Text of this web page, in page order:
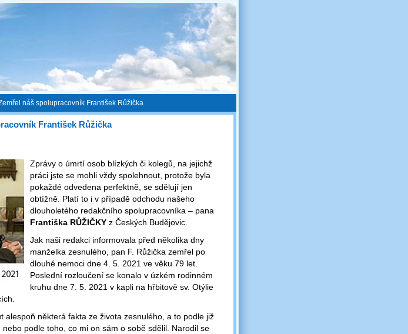
náš spolupracovník František Růžička
František Růžička
Zprávy o úmrtí osob blízkých či kolegů, na jejichž
práci jste se mohli vždy spolehnout, protože byla
pokaždé odvedena perfektně, se sdělují jen
obtížně. Platí to i v případě odchodu našeho
dlouholetého redakčního spolupracovníka – pana
Františka RŮŽIČKY z Českých Budějovic.
Jak naši redakci informovala před několika dny
manželka zesnulého, pan F. Růžička zemřel po
dlouhé nemoci dne 4. 5. 2021 ve věku 79 let.
Poslední rozloučení se konalo v úzkém rodinném
kruhu dne 7. 5. 2021 v kapli na hřbitově sv. Otýlie
alespoň některá fakta ze života zesnulého, a to podle již
nebo podle toho, co mi on sám o sobě sdělil. Narodil se